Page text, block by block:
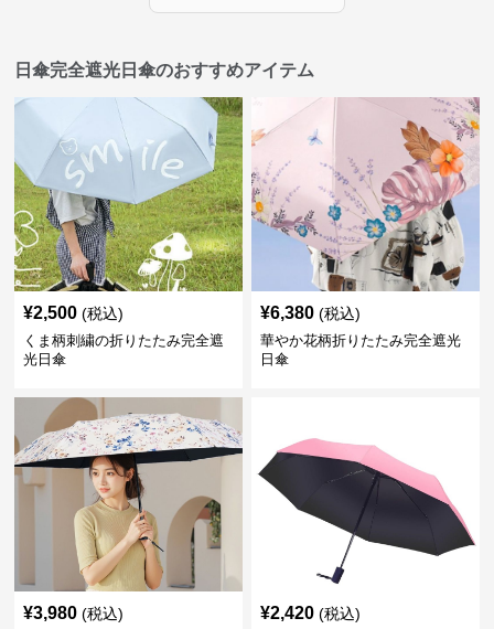
日傘完全遮光日傘のおすすめアイテム
¥2,500 (税込)
くま柄刺繍の折りたたみ完全遮
光日傘
¥6,380 (税込)
華やか花柄折りたたみ完全遮光
日傘
¥3,980 (税込) ¥2,420 (税込)